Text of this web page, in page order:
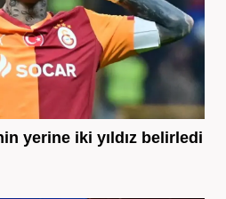
yerine iki yıldız belirledi